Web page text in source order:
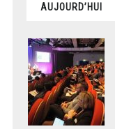
AUJOURD’HUI